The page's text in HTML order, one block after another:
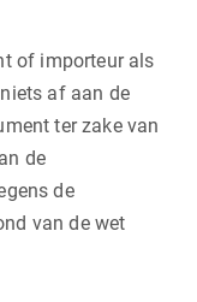
of importeur als
af aan de
ter zake van
de
de
van de wet